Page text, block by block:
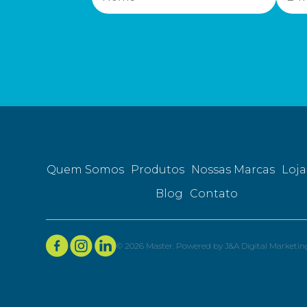
Quem Somos Produtos Nossas Marcas
Blog
Contato
© 2026 Master. Powered byJ&A Digital